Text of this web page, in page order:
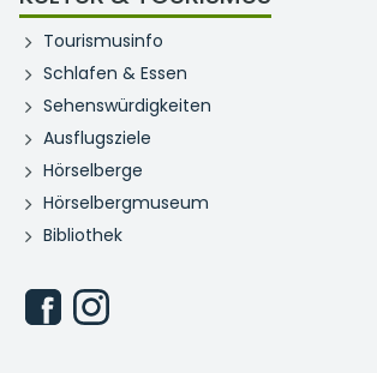
Tourismusinfo
Schlafen & Essen
Sehenswürdigkeiten
Ausflugsziele
Hörselberge
Hörselbergmuseum
Bibliothek